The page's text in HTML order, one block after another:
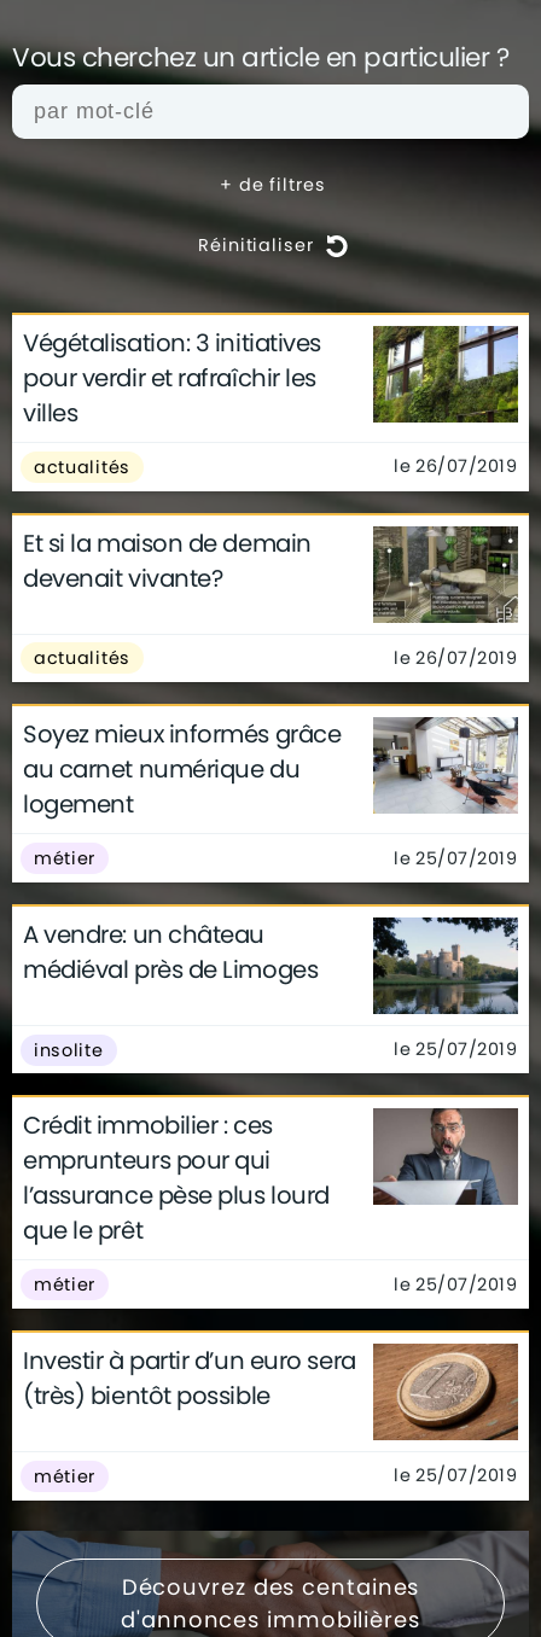
Vous cherchez un article en particulier ?
+ de filtres
Réinitialiser
actualités architecture
archives
conseils
déco finance
gouvernement
infographie
technologie
Végétalisation: 3 initiatives
pour verdir et rafraîchir les
villes
actualités le 26/07/2019
Et si la maison de demain
devenait vivante?
actualités le 26/07/2019
Soyez mieux informés grâce
au carnet numérique du
logement
métier le 25/07/2019
A vendre: un château
médiéval près de Limoges
insolite le 25/07/2019
Crédit immobilier : ces
emprunteurs pour qui
l’assurance pèse plus lourd
que le prêt
métier le 25/07/2019
Investir à partir d’un euro sera
(très) bientôt possible
métier le 25/07/2019
Découvrez des centaines
d'annonces immobilières